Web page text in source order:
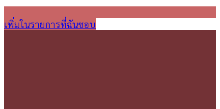
เพิ่มในรายการที่ฉันชอบ